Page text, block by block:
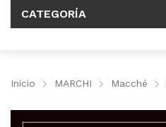
CATEGORÍA
Inicio MARCHI Macché